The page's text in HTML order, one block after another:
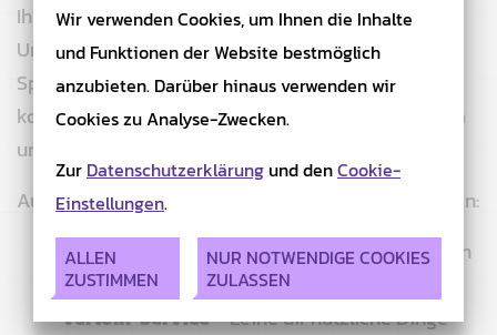
Ihr habt Fragen zu Prüfungen, Modulen oder dem
Uni-Alltag? Dann kommt einfach in unsere
Sprechstunde, schreibt uns eine E-Mail oder
kontaktiert uns über Instagram! Wir sind für euch da
und helfen gerne weiter.
Außerdem bieten wir euch verschiedene Services an:
Klausuren-Depot– Zugriff auf alte Prüfungen
zur besseren Vorbereitung
Verleih-Service– Leihe dir nützliche Dinge
Wir verwenden Cookies, um Ihnen die Inhalte
und Funktionen der Website bestmöglich
anzubieten. Darüber hinaus verwenden wir
Cookies zu Analyse-Zwecken.
Zur Datenschutzerklärung und denCookie-
Einstellungen.
ALLEN
ZUSTIMMEN
NUR NOTWENDIGE COOKIES
ZULASSEN